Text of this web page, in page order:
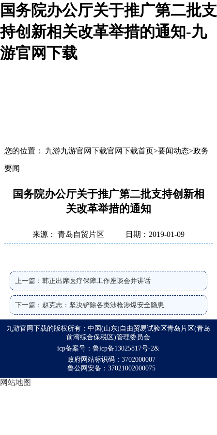
国务院办公厅关于推广第二批支
持创新相关改革举措的通知-九
游官网下载
您的位置： 九游九游官网下载官网下载首页>要闻动态>政务
要闻
国务院办公厅关于推广第二批支持创新相
关改革举措的通知
来源： 青岛自贸片区 日期：2019-01-09
上一篇：韩正出席医疗保障工作座谈会并讲话
下一篇：赵克志：坚决铲除各类涉枪涉爆安全隐患
九游官网下载的版权所有：中国(山东)自由贸易试验区青岛片区(青岛
前湾综合保税区)管理委员会
icp备案号：鲁icp备13025817号-2&
政府网站标识码：3702000007
鲁公网安备：37021002000075
网站地图